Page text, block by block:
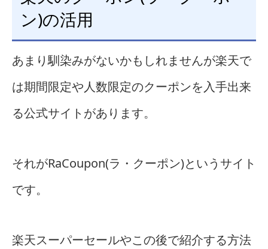
ン)の活用
あまり馴染みがないかもしれませんが楽天で
は期間限定や人数限定のクーポンを入手出来
る公式サイトがあります。
それがRaCoupon(ラ・クーポン)というサイト
です。
楽天スーパーセールやこの後で紹介する方法